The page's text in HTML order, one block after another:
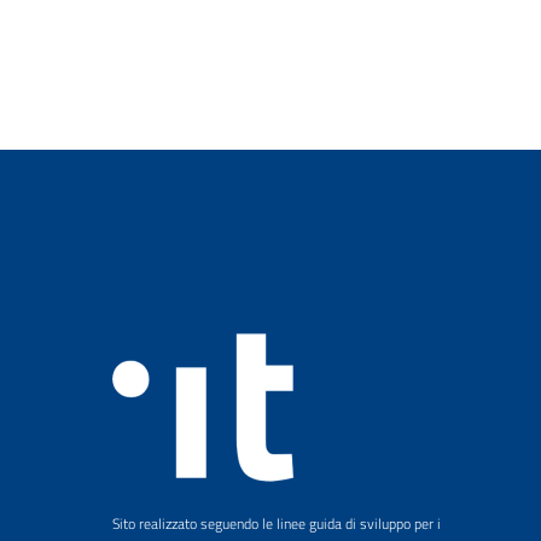
Sito realizzato seguendo le linee guida di sviluppo per i